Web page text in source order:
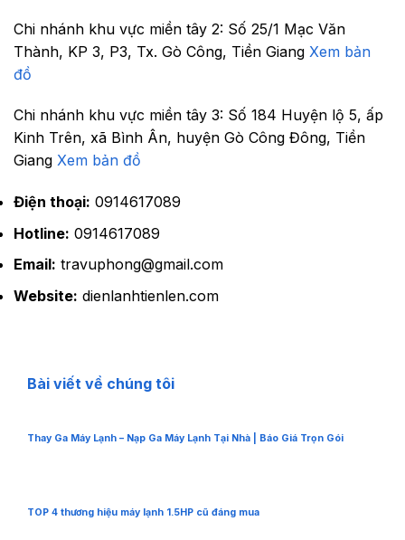
Chi nhánh khu vực miền tây 2: Số 25/1 Mạc Văn
Thành, KP 3, P3, Tx. Gò Công, Tiền Giang Xem bản
đồ
Chi nhánh khu vực miền tây 3: Số 184 Huyện lộ 5, ấp
Kinh Trên, xã Bình Ân, huyện Gò Công Đông, Tiền
Giang Xem bản đồ
Điện thoại: 0914617089
Hotline: 0914617089
Email: travuphong@gmail.com
Website: dienlanhtienlen.com
Bài viết về chúng tôi
Thay Ga Máy Lạnh – Nạp Ga Máy Lạnh Tại Nhà | Báo Giá Trọn Gói
TOP 4 thương hiệu máy lạnh 1.5HP cũ đáng mua